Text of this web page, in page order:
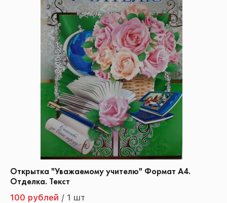
Открытка "Уважаемому учителю" Формат А4.
Отделка. Текст
100 рублей / 1 шт